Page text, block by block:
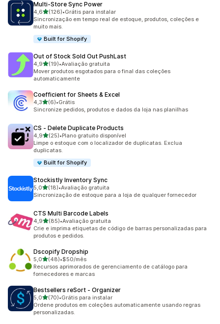
Multi‑Store Sync Power
4,6de 5 estrelas
(126)
126 avaliações ao todo
•Grátis para instalar
Sincronização em tempo real de estoque, produtos, coleções e
muito mais.
Built for Shopify
Out of Stock Sold Out PushLast
4,9de 5 estrelas
(19)
19 avaliações ao todo
•Avaliação gratuita
Mover produtos esgotados para o final das coleções
automaticamente
Coefficient for Sheets & Excel
4,3de 5 estrelas
(6)
6 avaliações ao todo
•Grátis
Sincronize pedidos, produtos e dados da loja nas planilhas
CS ‑ Delete Duplicate Products
4,9de 5 estrelas
(25)
25 avaliações ao todo
•Plano gratuito disponível
Limpe o estoque com o localizador de duplicatas. Exclua
duplicatas.
Built for Shopify
Stockistly Inventory Sync
5,0de 5 estrelas
(18)
18 avaliações ao todo
•Avaliação gratuita
Sincronização de estoque para a loja de qualquer fornecedor
CTS Multi Barcode Labels
4,9de 5 estrelas
(85)
85 avaliações ao todo
•Avaliação gratuita
Crie e imprima etiquetas de código de barras personalizadas para
produtos e pedidos.
Dscopify Dropship
5,0de 5 estrelas
(48)
48 avaliações ao todo
•$50/mês
Recursos aprimorados de gerenciamento de catálogo para
fornecedores e marcas
Bestsellers reSort ‑ Organizer
5,0de 5 estrelas
(70)
70 avaliações ao todo
•Grátis para instalar
Ordene produtos em coleções automaticamente usando regras
personalizadas.